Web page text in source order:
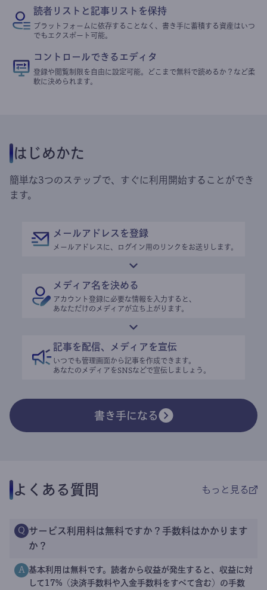
読者リストと記事リストを保持
プラットフォームに依存することなく、書き手に蓄積する資産はいつ
でもエクスポート可能。
コントロールできるエディタ
登録や閲覧制限を自由に設定可能。どこまで無料で読めるか？など柔
軟に決められます。
はじめかた
簡単な3つのステップで、すぐに利用開始することができ
ます。
メールアドレスを登録
メールアドレスに、ログイン用のリンクをお送りします。
メディア名を決める
アカウント登録に必要な情報を入力すると、
あなただけのメディアが立ち上がります。
記事を配信、メディアを宣伝
いつでも管理画面から記事を作成できます。
あなたのメディアをSNSなどで宣伝しましょう。
書き手になる
よくある質問 もっと見る
Q サービス利用料は無料ですか？手数料はかかります
か？
A 基本利用は無料です。読者から収益が発生すると、収益に対
して17%（決済手数料や入金手数料をすべて含む）の手数